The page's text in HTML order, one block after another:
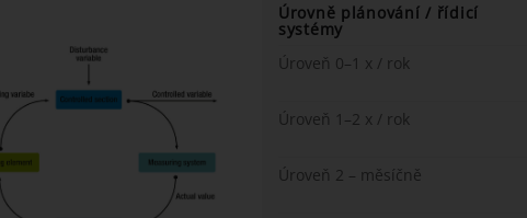
Úrovně plánování / řídicí
systémy
Úroveň 0–1 x / rok
Úroveň 1–2 x / rok
Úroveň 2 – měsíčně